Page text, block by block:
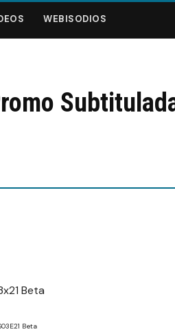
WEBISODIOS
Beta